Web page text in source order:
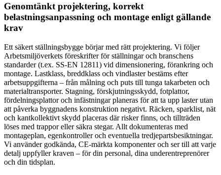
Genomtänkt projektering, korrekt
belastningsanpassning och montage enligt gällande
krav
Ett säkert ställningsbygge börjar med rätt projektering. Vi följer
Arbetsmiljöverkets föreskrifter för ställningar och branschens
standarder (t.ex. SS-EN 12811) vid dimensionering, förankring och
montage. Lastklass, breddklass och vindlaster bestäms efter
arbetsuppgifterna – från målning och puts till tunga takarbeten och
materialtransporter. Stagning, förskjutningsskydd, fotplattor,
fördelningsplattor och infästningar planeras för att ta upp laster utan
att påverka byggnadens konstruktion negativt. Räcken, sparklist, nät
och kantkollektivt skydd placeras där risker finns, och tillträden
löses med trappor eller säkra stegar. Allt dokumenteras med
montageplan, egenkontroller och eventuella tredjepartsbesiktningar.
Vi använder godkända, CE-märkta komponenter och ser till att varje
detalj uppfyller kraven – för din personal, dina underentreprenörer
och din tidsplan.